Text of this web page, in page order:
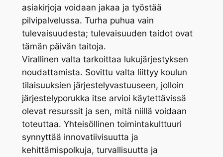
asiakirjoja voidaan jakaa ja työstää
pilvipalvelussa. Turha puhua vain
tulevaisuudesta; tulevaisuuden taidot ovat
tämän päivän taitoja.
Virallinen valta tarkoittaa lukujärjestyksen
noudattamista. Sovittu valta liittyy koulun
tilaisuuksien järjestelyvastuuseen, jolloin
järjestelyporukka itse arvioi käytettävissä
olevat resurssit ja sen, mitä niillä voidaan
toteuttaa. Yhteisöllinen toimintakulttuuri
synnyttää innovatiivisuutta ja
kehittämispolkuja, turvallisuutta ja